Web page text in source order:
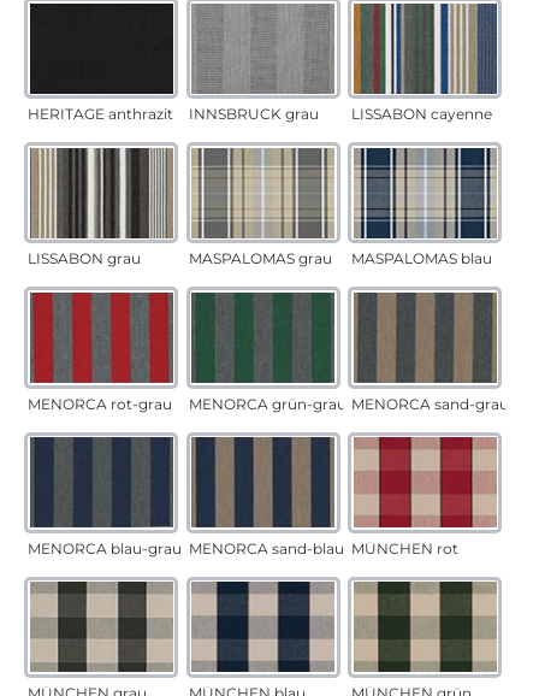
HERITAGE anthrazit INNSBRUCK grau LISSABON cayenne
LISSABON grau MASPALOMAS grau MASPALOMAS blau
MENORCA rot-grau MENORCA grün-grau MENORCA sand-grau
MENORCA blau-grau MENORCA sand-blau MÜNCHEN rot